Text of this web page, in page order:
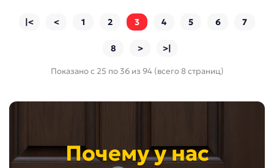
|< < 1 2 3 4 5 6 7
8 > >|
Показано с 25 по 36 из 94 (всего 8 страниц)
Почему у нас